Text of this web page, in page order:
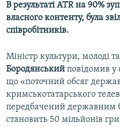
В результаті ATR на 90%
власного контенту, була
співробітників.
Міністр культури, молоді
Бородянський повідомив у
що «поточний обсяг
кримськотатарського
передбачений державним
становить 50 мільйонів